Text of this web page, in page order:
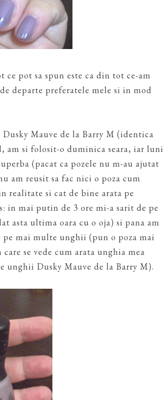
pot sa spun este ca din tot ce-am
departe preferatele mele si in mod
Mauve de la Barry M (identica
am si folosit-o duminica seara, iar luni
(pacat ca pozele nu m-au ajutat
am reusit sa fac nici o poza cum
realitate si cat de bine arata pe
in mai putin de 3 ore mi-a sarit de pe
asta ultima oara cu o oja) si pana am
pe mai multe unghii (pun o poza mai
se vede cum arata unghia mea
unghii Dusky Mauve de la Barry M).